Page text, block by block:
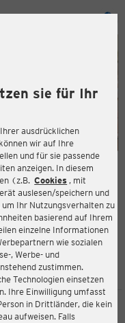
sie für Ihr
ausdrücklichen
wir auf Ihre
und für sie passende
anzeigen. In diesem
(z.B. Cookies , mit
auslesen/speichern und
Ihr Nutzungsverhalten zu
basierend auf Ihrem
einzelne Informationen
wie sozialen
, Werbe- und
zustimmen.
Technologien einsetzen
Ihre Einwilligung umfasst
in Drittländer, die kein
aufweisen. Falls
- 14